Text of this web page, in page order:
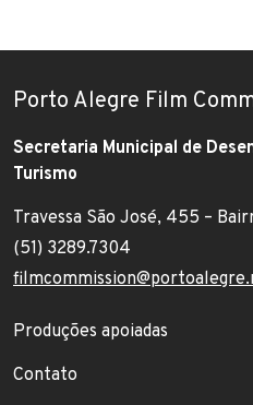
Porto Alegre Film
Secretaria Municipal de
Turismo
Endereço:
Travessa São José, 455 –
Telefone:
(51) 3289.7304
E-mail:
Footer menu
Produções apoiadas
Contato